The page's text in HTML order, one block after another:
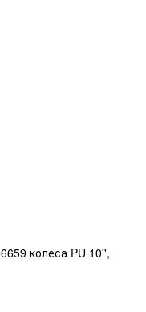
колеса PU 10'',